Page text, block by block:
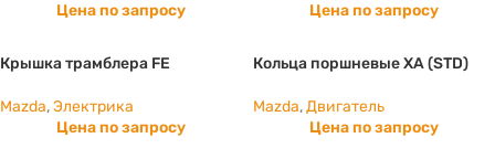
Цена по запросу
Цена по запросу
Крышка трамблера FE
Mazda,Электрика
Цена по запросу
Кольца поршневые ХА (STD)
Mazda,Двигатель
Цена по запросу